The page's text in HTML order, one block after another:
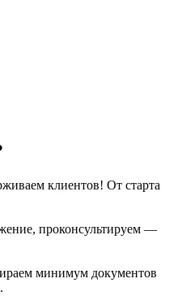
клиентов! От старта
проконсультируем —
минимум документов